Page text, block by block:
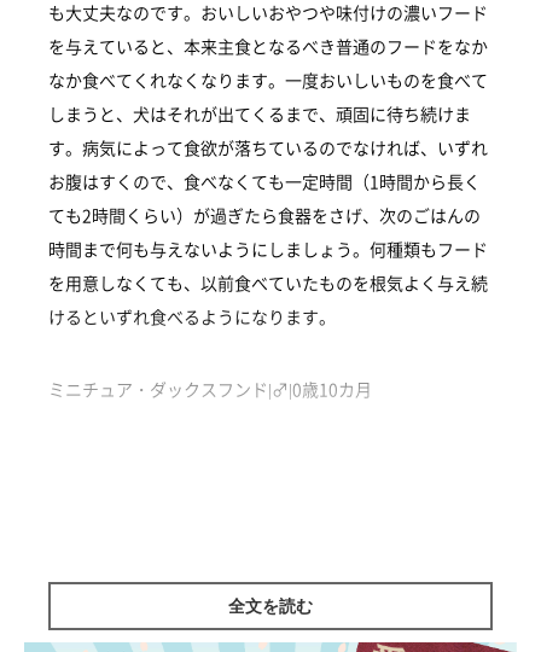
も大丈夫なのです。おいしいおやつや味付けの濃いフード
を与えていると、本来主食となるべき普通のフードをなか
なか食べてくれなくなります。一度おいしいものを食べて
しまうと、犬はそれが出てくるまで、頑固に待ち続けま
す。病気によって食欲が落ちているのでなければ、いずれ
お腹はすくので、食べなくても一定時間（1時間から長く
ても2時間くらい）が過ぎたら食器をさげ、次のごはんの
時間まで何も与えないようにしましょう。何種類もフード
を用意しなくても、以前食べていたものを根気よく与え続
けるといずれ食べるようになります。
ミニチュア・ダックスフンド|♂|0歳10カ月
全文を読む